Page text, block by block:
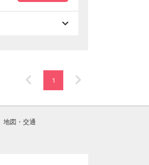
1
地図・交通